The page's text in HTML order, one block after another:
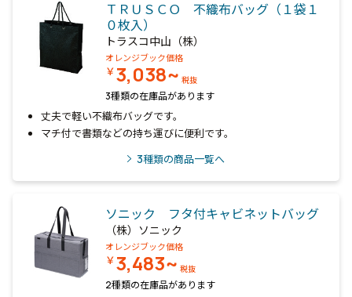
ＴＲＵＳＣＯ 不織布バッグ（１袋１
０枚入）
トラスコ中山（株）
オレンジブック価格
￥3,038~ 税抜
3種類の在庫品があります
丈夫で軽い不織布バッグです。
マチ付で書類などの持ち運びに便利です。
3種類の商品一覧へ
ソニック フタ付キャビネットバッグ
（株）ソニック
オレンジブック価格
￥3,483~ 税抜
2種類の在庫品があります